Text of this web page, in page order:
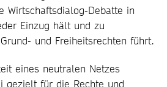
Wirtschaftsdialog-Debatte in
Einzug hält und zu
und Freiheitsrechten führt.
eines neutralen Netzes
gezielt für die Rechte und